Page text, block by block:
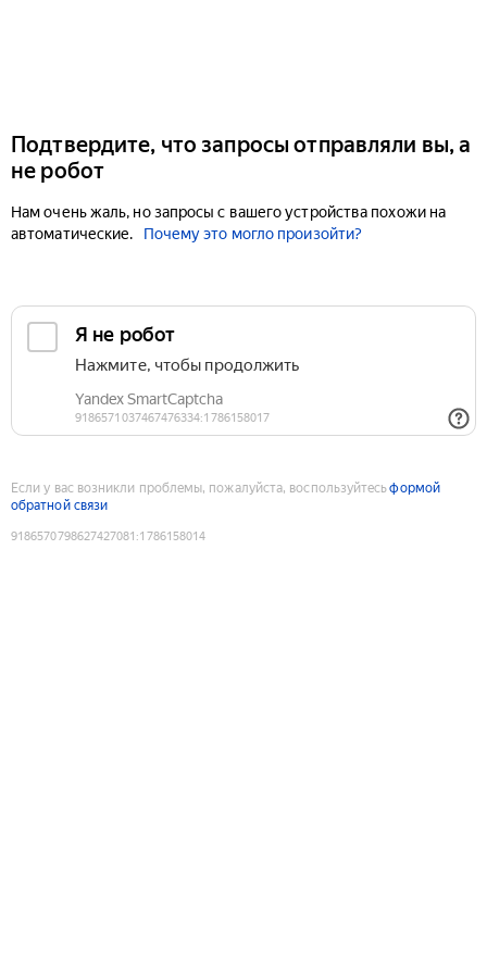
Подтвердите, что запросы отправляли вы, а
не робот
Нам очень жаль, но запросы с вашего устройства похожи на
автоматические.
Почему это могло произойти?
Если у вас возникли проблемы, пожалуйста, воспользуйтесьформой
обратной связи
9186570798627427081 :1786158014